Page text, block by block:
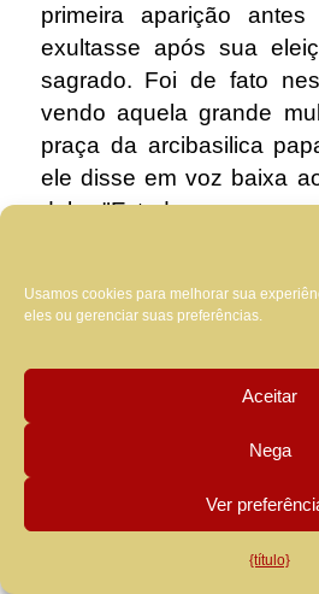
Usamos cookies para melhorar sua
eles ou gerenciar suas preferências.
Aceitar
Nega
Ver
{título}
primeira aparição
exultasse após sua
sagrado. Foi de fato
vendo aquela grande
praça da arcibasilica
ele disse em voz baixa
dele: "E todas essas
campa?». O prelado,
dos recém-eleitos, Ele
outro». O pontífice
há nós, que, em vez
bunda!». Mais tarde,
perplexidade que ele
dizendo "merda!». Até o
nomear um assistente